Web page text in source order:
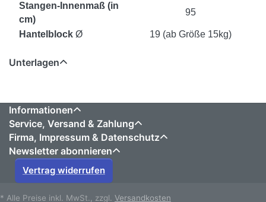
Stangen-Innenmaß (in
cm)
95
Hantelblock Ø 19 (ab Größe 15kg)
Unterlagen
Informationen
Service, Versand & Zahlung
Firma, Impressum & Datenschutz
Newsletter abonnieren
Vertrag widerrufen
* Alle Preise inkl. MwSt., zzgl. Versandkosten